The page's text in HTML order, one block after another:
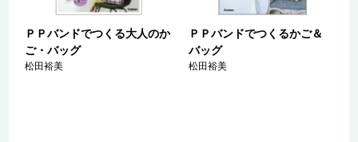
ＰＰバンドでつくる大人のか
ご・バッグ
松田裕美
ＰＰバンドでつくるかご＆
バッグ
松田裕美